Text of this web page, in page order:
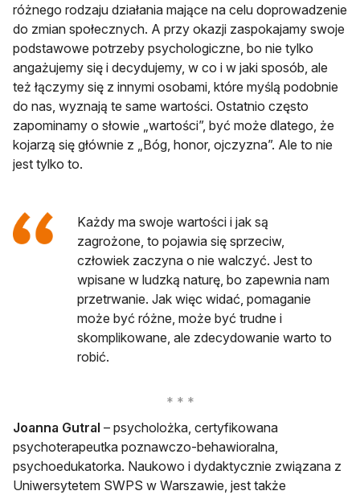
różnego rodzaju działania mające na celu doprowadzenie
do zmian społecznych. A przy okazji zaspokajamy swoje
podstawowe potrzeby psychologiczne, bo nie tylko
angażujemy się i decydujemy, w co i w jaki sposób, ale
też łączymy się z innymi osobami, które myślą podobnie
do nas, wyznają te same wartości. Ostatnio często
zapominamy o słowie „wartości”, być może dlatego, że
kojarzą się głównie z „Bóg, honor, ojczyzna”. Ale to nie
jest tylko to.
Każdy ma swoje wartości i jak są
zagrożone, to pojawia się sprzeciw,
człowiek zaczyna o nie walczyć. Jest to
wpisane w ludzką naturę, bo zapewnia nam
przetrwanie. Jak więc widać, pomaganie
może być różne, może być trudne i
skomplikowane, ale zdecydowanie warto to
robić.
Joanna Gutral – psycholożka, certyfikowana
psychoterapeutka poznawczo-behawioralna,
psychoedukatorka. Naukowo i dydaktycznie związana z
Uniwersytetem SWPS w Warszawie, jest także